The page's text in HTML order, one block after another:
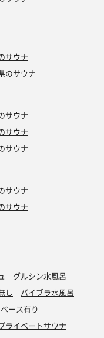
サウナ
のサウナ
サウナ
サウナ
サウナ
サウナ
サウナ
グルシン水風呂
し
バイブラ水風呂
ース有り
ライベートサウナ